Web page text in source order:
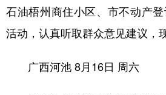
石油梧州商住小区、市不动产
活动，认真听取群众意见建议，
广西河池 8月16日 周六